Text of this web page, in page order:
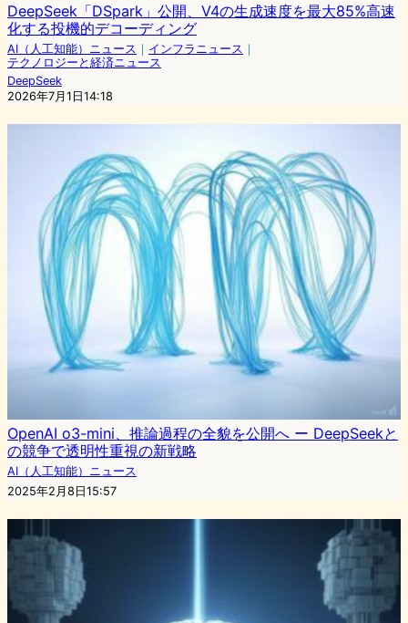
DeepSeek「DSpark」公開、V4の生成速度を最大85%高速
化する投機的デコーディング
AI（人工知能）ニュース ｜ インフラニュース ｜
テクノロジーと経済ニュース
DeepSeek
2026年7月1日14:18
OpenAI o3-mini、推論過程の全貌を公開へ ー DeepSeekと
の競争で透明性重視の新戦略
AI（人工知能）ニュース
2025年2月8日15:57